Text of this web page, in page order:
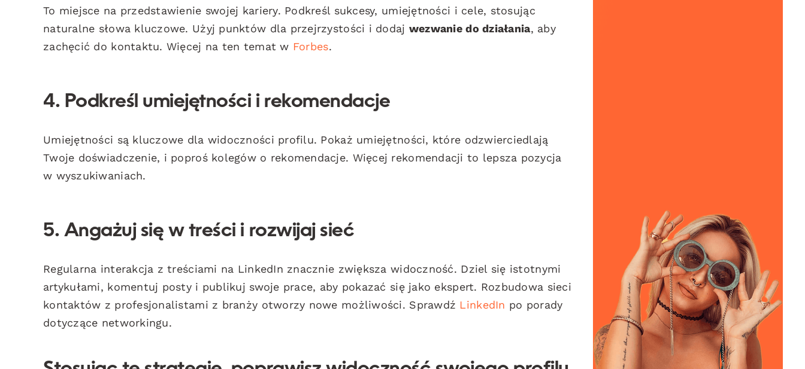
To miejsce na przedstawienie swojej kariery. Podkreśl sukcesy, umiejętności i cele, stosując
naturalne słowa kluczowe. Użyj punktów dla przejrzystości i dodaj wezwanie do działania, aby
zachęcić do kontaktu. Więcej na ten temat w Forbes.
4. Podkreśl umiejętności i rekomendacje
Umiejętności są kluczowe dla widoczności profilu. Pokaż umiejętności, które odzwierciedlają
Twoje doświadczenie, i poproś kolegów o rekomendacje. Więcej rekomendacji to lepsza pozycja
w wyszukiwaniach.
5. Angażuj się w treści i rozwijaj sieć
Regularna interakcja z treściami na LinkedIn znacznie zwiększa widoczność. Dziel się istotnymi
artykułami, komentuj posty i publikuj swoje prace, aby pokazać się jako ekspert. Rozbudowa sieci
kontaktów z profesjonalistami z branży otworzy nowe możliwości. Sprawdź LinkedIn po porady
dotyczące networkingu.